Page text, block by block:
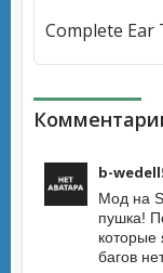
b-
Мод на
пушка!
которые
багов